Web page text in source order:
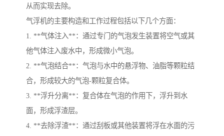
从而实现去除。
气浮机的主要构造和工作过程包括以下几个方面：
1. **气体注入**：通过专门的气泡发生装置将空气或其
他气体注入废水中，形成微小气泡。
2. **气泡结合**：气泡与水中的悬浮物、油脂等颗粒结
合，形成较大的气泡-颗粒复合体。
3. **浮升分离**：复合体在气泡的作用下，浮升到水
面，形成浮渣层。
4. **去除浮渣**：通过刮板或其他装置将浮在水面的污